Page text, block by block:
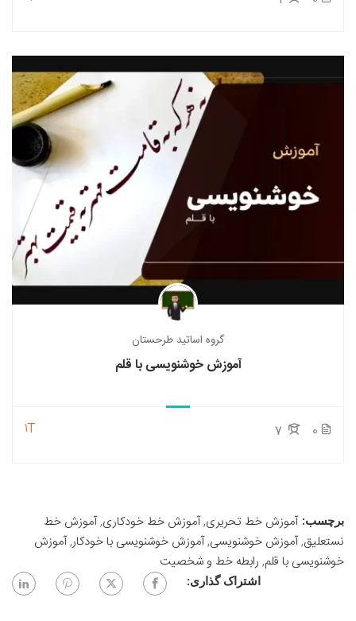
گروه اساتید طرحستان
آموزش خوشنویسی با قلم
0
1T
برچسب: آموزش خط تحریری,آموزش خط خودکاری,آموزش خط
نستعلیق,آموزش خوشنویسی,آموزش خوشنویسی با خودکار,آموزش
خوشنویسی با قلم, رابطه خط و شخصیت
اشتراک گذاری: